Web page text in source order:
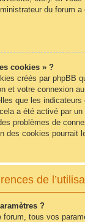
du forum
cookies » ?
créés par phpBB
et votre connexion
que les indicateurs
a été activé par un
problèmes de
des cookies pourrait
de
?
tous vos